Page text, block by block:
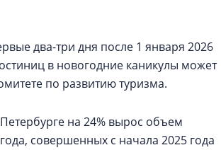
два-три дня после 1 января 2026
в новогодние каникулы может
по развитию туризма.
на 24% вырос объем
совершенных с начала 2025 года